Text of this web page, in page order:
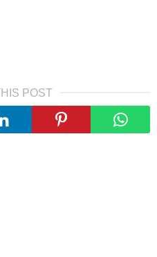
POST